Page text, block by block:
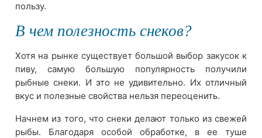
пользу.
В чем полезность снеков?
Хотя на рынке существует большой выбор закусок к
пиву, самую большую популярность получили
рыбные снеки. И это не удивительно. Их отличный
вкус и полезные свойства нельзя переоценить.
Начнем из того, что снеки делают только из свежей
рыбы. Благодаря особой обработке, в ее туше